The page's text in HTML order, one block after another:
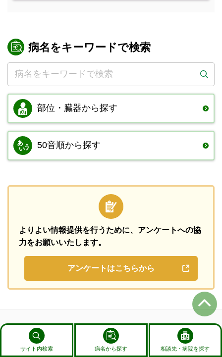
病名をキーワードで検索
部位・臓器から探す
50音順から探す
よりよい情報提供を行うために、 アンケートへの協
力をお願いいたします。
アンケートはこちらから
登録ページリスト
登録ページリストはありません
サイト内検索 病名から探す 相談先・病院を探す